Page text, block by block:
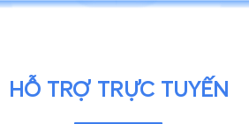
HỖ TRỢ TRỰC TUYẾN